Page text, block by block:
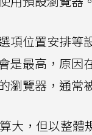
項位置安排等
是最高，原因
瀏覽器，通常
大，但以整體